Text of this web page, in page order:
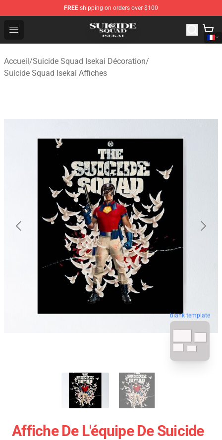
FREE shipping on orders over $100
Open menu
Suicide Squad Isekai Store - Official Suicide Squad
Accueil/Suicide Squad Isekai Décoration/
Suicide Squad Isekai Affiches
blank template
Affiche De L'équipe De Suicide